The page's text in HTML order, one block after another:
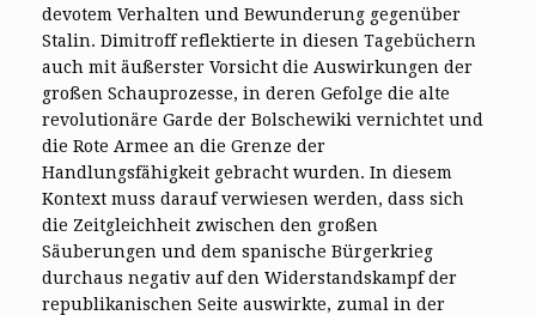
devotem Verhalten und Bewunderung gegenüber
Stalin. Dimitroff reflektierte in diesen Tagebüchern
auch mit äußerster Vorsicht die Auswirkungen der
großen Schauprozesse, in deren Gefolge die alte
revolutionäre Garde der Bolschewiki vernichtet und
die Rote Armee an die Grenze der
Handlungsfähigkeit gebracht wurden. In diesem
Kontext muss darauf verwiesen werden, dass sich
die Zeitgleichheit zwischen den großen
Säuberungen und dem spanische Bürgerkrieg
durchaus negativ auf den Widerstandskampf der
republikanischen Seite auswirkte, zumal in der